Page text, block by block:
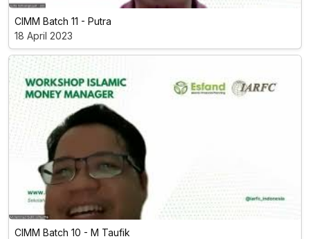
CIMM Batch 11 - Putra
18 April 2023
CIMM Batch 10 - M Taufik